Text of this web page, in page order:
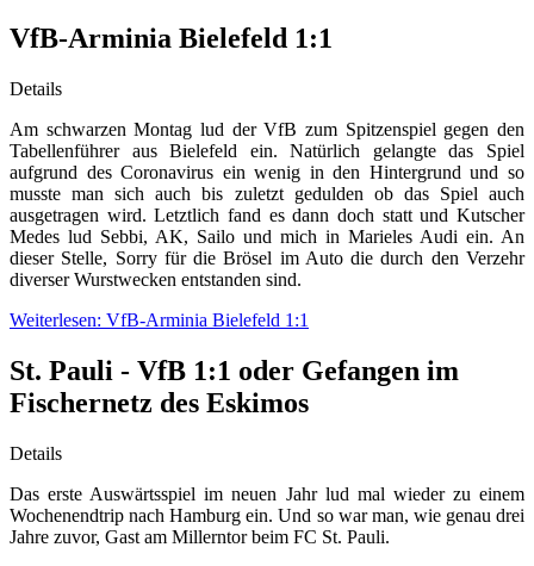
VfB-Arminia Bielefeld 1:1
Details
Am schwarzen Montag lud der VfB zum Spitzenspiel gegen den
Tabellenführer aus Bielefeld ein. Natürlich gelangte das Spiel
aufgrund des Coronavirus ein wenig in den Hintergrund und so
musste man sich auch bis zuletzt gedulden ob das Spiel auch
ausgetragen wird. Letztlich fand es dann doch statt und Kutscher
Medes lud Sebbi, AK, Sailo und mich in Marieles Audi ein. An
dieser Stelle, Sorry für die Brösel im Auto die durch den Verzehr
diverser Wurstwecken entstanden sind.
Weiterlesen: VfB-Arminia Bielefeld 1:1
St. Pauli - VfB 1:1 oder Gefangen im
Fischernetz des Eskimos
Details
Das erste Auswärtsspiel im neuen Jahr lud mal wieder zu einem
Wochenendtrip nach Hamburg ein. Und so war man, wie genau drei
Jahre zuvor, Gast am Millerntor beim FC St. Pauli.